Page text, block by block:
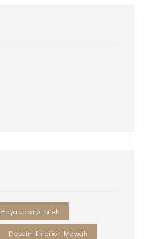
Biaya Jasa Arsitek
Desain Interior Mewah